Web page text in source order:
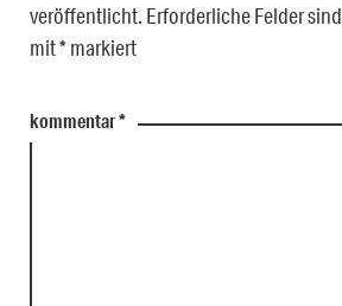
veröffentlicht. Erforderliche Felder sind
mit*markiert
kommentar*